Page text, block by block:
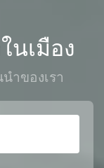
นเมือง
ำของเรา